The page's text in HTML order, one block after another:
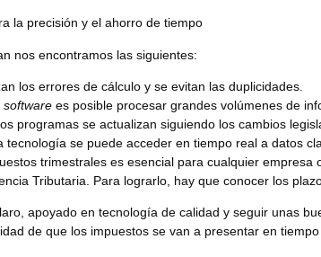
la precisión y el ahorro de tiempo
nos encontramos las siguientes:
los errores de cálculo y se evitan las duplicidades.
software es posible procesar grandes volúmenes de
programas se actualizan siguiendo los cambios
tecnología se puede acceder en tiempo real a datos
trimestrales es esencial para cualquier
Tributaria. Para lograrlo, hay que conocer los
apoyado en tecnología de calidad y seguir unas
de que los impuestos se van a presentar en